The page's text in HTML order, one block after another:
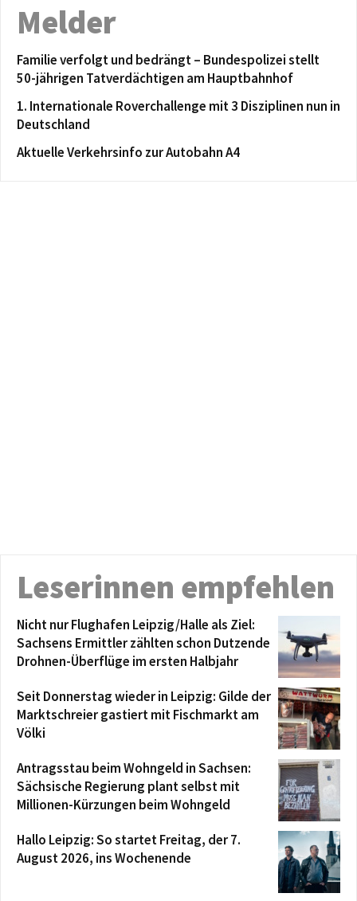
Melder
Familie verfolgt und bedrängt – Bundespolizei stellt
50-jährigen Tatverdächtigen am Hauptbahnhof
1. Internationale Roverchallenge mit 3 Disziplinen nun in
Deutschland
Aktuelle Verkehrsinfo zur Autobahn A4
Leserinnen empfehlen
Nicht nur Flughafen Leipzig/Halle als Ziel:
Sachsens Ermittler zählten schon Dutzende
Drohnen-Überflüge im ersten Halbjahr
Seit Donnerstag wieder in Leipzig: Gilde der
Marktschreier gastiert mit Fischmarkt am
Völki
Antragsstau beim Wohngeld in Sachsen:
Sächsische Regierung plant selbst mit
Millionen-Kürzungen beim Wohngeld
Hallo Leipzig: So startet Freitag, der 7.
August 2026, ins Wochenende